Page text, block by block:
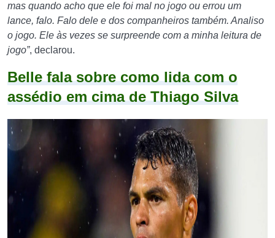
mas quando acho que ele foi mal no jogo ou errou um
lance, falo. Falo dele e dos companheiros também. Analiso
o jogo. Ele às vezes se surpreende com a minha leitura de
jogo”, declarou.
Belle fala sobre como lida com o
assédio em cima de Thiago Silva